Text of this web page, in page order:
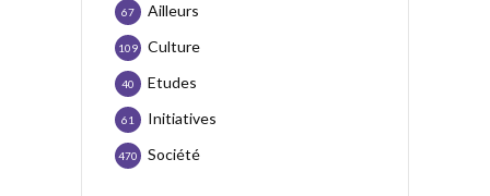
Ailleurs
67
Culture
109
Etudes
40
Initiatives
61
Société
470